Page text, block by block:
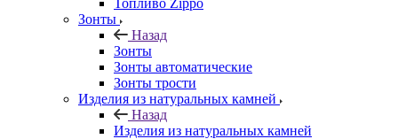
Топливо Zippo
Зонты
Назад
Зонты
Зонты автоматические
Зонты трости
Изделия из натуральных камней
Назад
Изделия из натуральных камней